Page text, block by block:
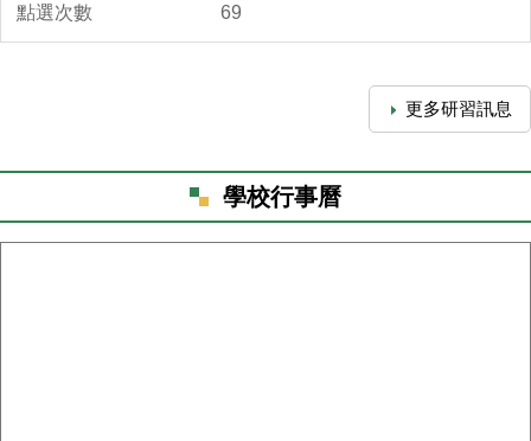
69
更多研習訊息
學校行事曆